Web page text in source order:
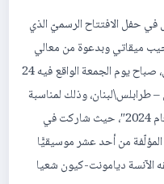
حفل الافتتاح الرسميّ الذي
ميقاتي وبدعوة من معالي
وزير الثقافة القاضي محمد وسام المرتضى، صباح يوم الجمعة الواقع فيه 24
– طرابلس\لبنان، وذلك لمناسبة
إعلان “طرابلس عاصمة للثقافة العربيّة للعام 2024″، حيث شاركت في
من أحد عشر موسيقيًّا
الآنسة ديامونت-كيون شعيا